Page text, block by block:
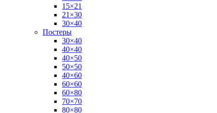
15×21
21×30
30×40
Постеры
30×40
40×40
40×50
50×50
40×60
60×60
60×80
70×70
80×80